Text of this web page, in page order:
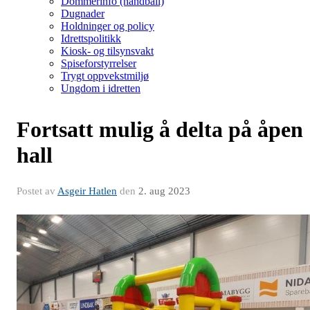
Dugnader
Holdninger og policy
Idrettspolitikk
Kiosk- og tilsynsvakt
Spiseforstyrrelser
Trygt oppvekstmiljø
Ungdom i idretten
Fortsatt mulig å delta på åpen
hall
Postet av Asgeir Hatlen den 2. aug 2023